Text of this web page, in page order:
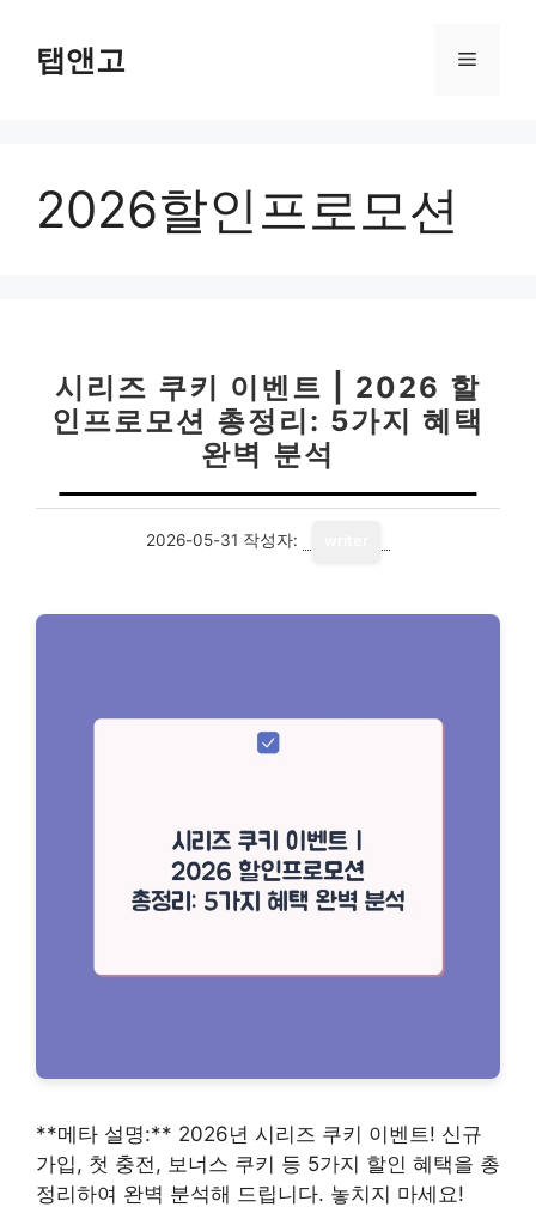
탭앤고 메
2026할인프로모션
시리즈 쿠키 이벤트 | 2026 할
인프로모션 총정리: 5가지 혜택
완벽 분석
2026-05-31 작성자:
**메타 설명:** 2026년 시리즈 쿠키 이벤트! 신규
가입, 첫 충전, 보너스 쿠키 등 5가지 할인 혜택을 총
정리하여 완벽 분석해 드립니다. 놓치지 마세요!